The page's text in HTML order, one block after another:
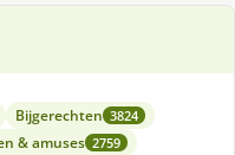
Bijgerechten 3824
& amuses 2759